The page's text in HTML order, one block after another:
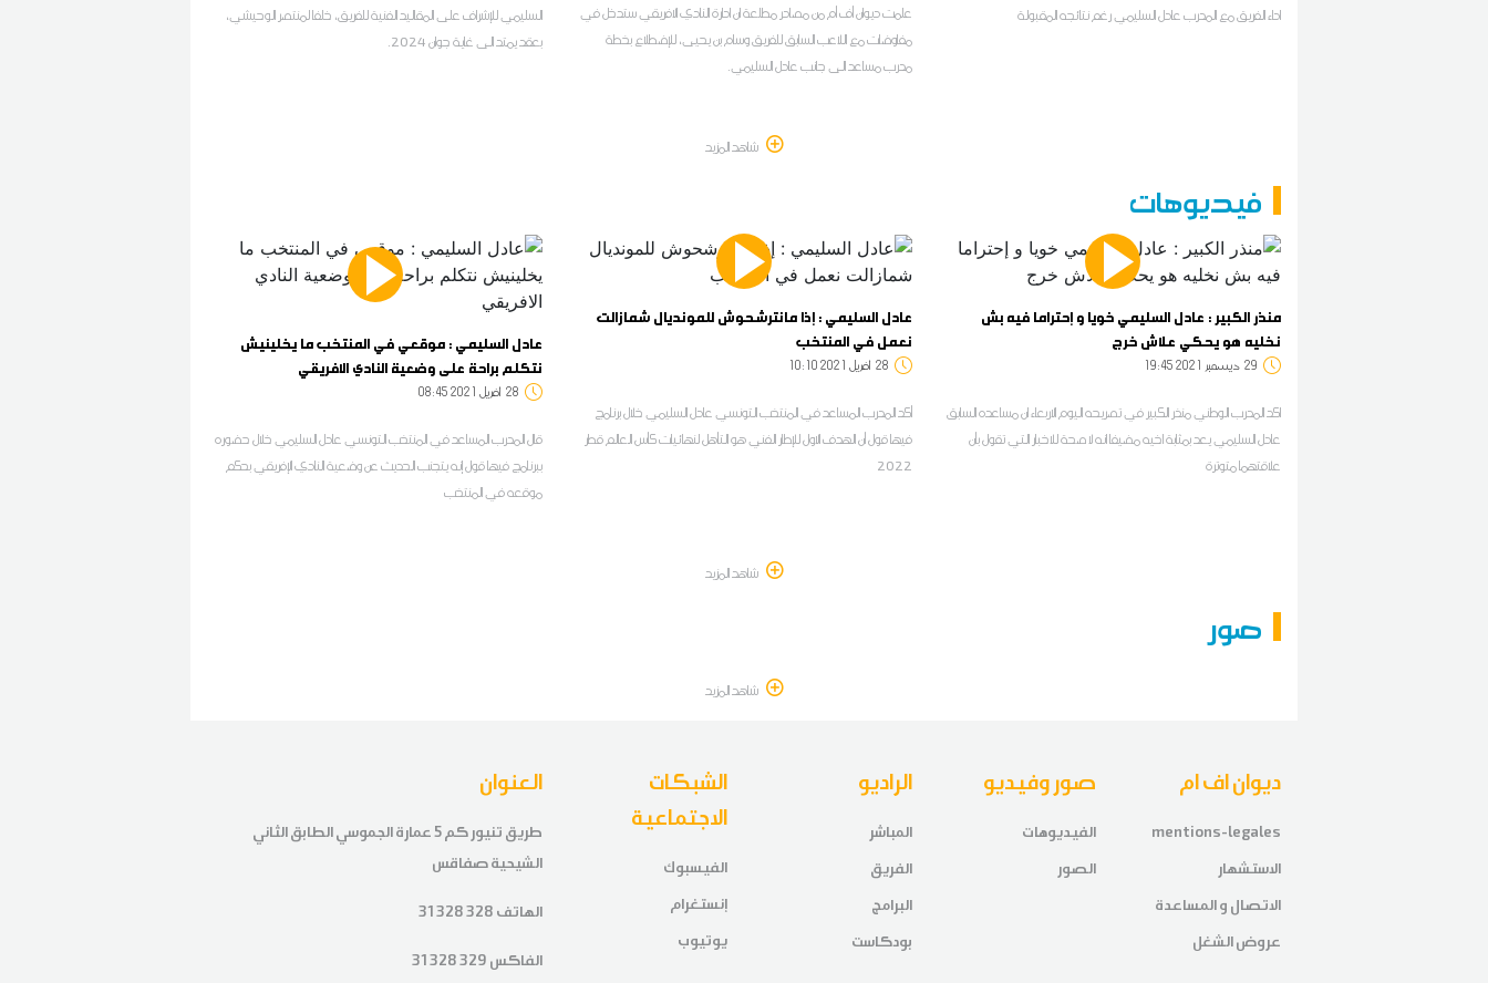
اداء الفريق مع المدرب عادل السليمي رغم نتائجه المقبولة
علمت ديوان أف أم من مصادر مطلعة ان ادارة النادي الافريقي ستدخل في
مفاوضات مع اللاعب السابق للفريق وسام بن يحيى، للإضطلاع بخطة
مدرب مساعد الى جانب عادل السليمي.
السليمي للإشراف على المقاليد الفنية للفريق، خلفا لمنتصر الوحيشي،
بعقد يمتد الى غاية جوان 2024.
شاهد المزيد
فيديوهات
منذر الكبير : عادل السليمي خويا و إحتراما فيه بش
نخليه هو يحكي علاش خرج
29 19:45 2021 ديسمبر
اكد المدرب الوطني منذر الكبير في تصريحه اليوم الاربعاء ان مساعده السابق
عادل السليمي يعد بمثابة اخيه مضيفا انه لا صحة للاخبار التي تقول بأن
علاقتهما متوترة
عادل السليمي : إذا مانترشحوش للمونديال شمازالت
نعمل في المنتخب
28 10:10 2021 أفريل
أكد المدرب المساعد في المنتخب التونسي عادل السليمي خلال برنامج
فيها قول أن الهدف الاول للإطار الفني هو التأهل لنهائيات كأس العالم قطر
2022
عادل السليمي : موقعي في المنتخب ما يخلينيش
نتكلم براحة على وضعية النادي الافريقي
28 08:45 2021 أفريل
قال المدرب المساعد في المنتخب التونسي عادل السليمي خلال حضوره
ببرنامج فيها قول إنه يتجنب الحديث عن وضعية النادي الإفريقي بحكم
موقعه في المنتخب
شاهد المزيد
صور
شاهد المزيد
العنوان
طريق تنيور كم 5 عمارة الجموسي الطابق الثاني
الشيحية صفاقس
الهاتف 328 328 31
الفاكس 329 328 31
الشبكات
الاجتماعية
الفيسبوك
إنستغرام
يوتيوب
الراديو
المباشر
الفريق
البرامج
بودكاست
صور وفيديو
الفيديوهات
الصور
ديوان اف ام
mentions-legales
الاستشهار
الاتصال و المساعدة
عروض الشغل